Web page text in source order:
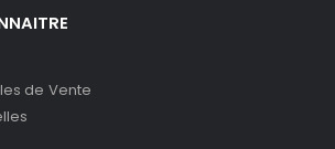
de Vente